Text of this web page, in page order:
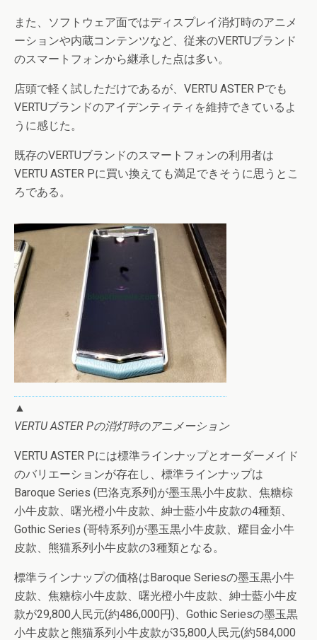
また、ソフトウェア面ではディスプレイ消灯時のアニメ
ーションや内蔵コンテンツなど、従来のVERTUブランド
のスマートフォンから継承した点は多い。
店頭で軽く試しただけであるが、VERTU ASTER Pでも
VERTUブランドのアイデンティティを維持できているよ
うに感じた。
既存のVERTUブランドのスマートフォンの利用者は
VERTU ASTER Pに買い換えても満足できそうに思うとこ
ろである。
▲
VERTU ASTER Pの消灯時のアニメーション
VERTU ASTER Pには標準ラインナップとオーダーメイド
のバリエーションが存在し、標準ラインナップは
Baroque Series (巴洛克系列)が墨玉黒小牛皮款、焦糖棕
小牛皮款、曙光橙小牛皮款、紳士藍小牛皮款の4種類、
Gothic Series (哥特系列)が墨玉黒小牛皮款、耀目金小牛
皮款、熊猫系列小牛皮款の3種類となる。
標準ラインナップの価格はBaroque Seriesの墨玉黒小牛
皮款、焦糖棕小牛皮款、曙光橙小牛皮款、紳士藍小牛皮
款が29,800人民元(約486,000円)、Gothic Seriesの墨玉黒
小牛皮款と熊猫系列小牛皮款が35,800人民元(約584,000